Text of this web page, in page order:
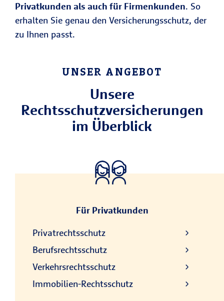
Privatkunden als auch für Firmenkunden. So
erhalten Sie genau den Versicherungsschutz, der
zu Ihnen passt.
UNSER ANGEBOT
Unsere
Rechtsschutzversicherungen
im Überblick
Für Privatkunden
Privatrechtsschutz
Berufsrechtsschutz
Verkehrsrechtsschutz
Immobilien-Rechtsschutz